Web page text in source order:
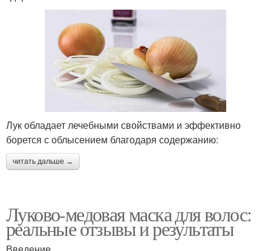
Лук обладает лечебными свойствами и эффективно
борется с облысением благодаря содержанию:
читать дальше →
Луково-медовая маска для волос:
реальные отзывы и результаты